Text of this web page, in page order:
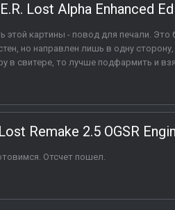
Lost Alpha Enhanced
этой картины - повод для печали.
но направлен лишь в одну
в свитере, то лучше подфармить и
Remake 2.5 OGSR
Отсчет пошел.